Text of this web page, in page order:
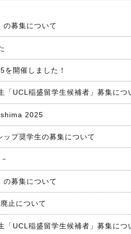
の募集について
開催しました！
UCL稲盛留学生候補者」募集につ
2025
プ奨学生の募集について
の募集について
止について
「UCL稲盛留学生候補者」募集につ